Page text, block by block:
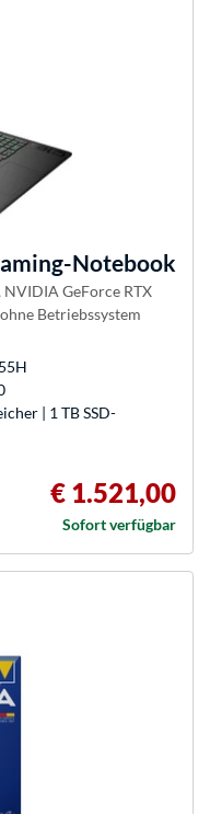
Notebook
GeForce RTX
Betriebssystem
| 1 TB SSD-
€ 1.521,00
Sofort verfügbar